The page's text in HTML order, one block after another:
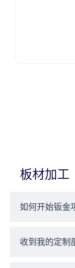
有些技术最适
需要专门的机
变形风险
过度弯曲、焊接
不准确。.
表面处
板材加工
如何开始钣金
收到我的定制